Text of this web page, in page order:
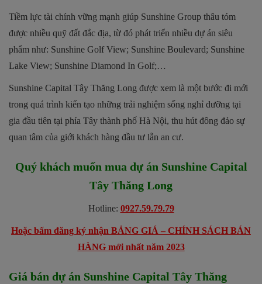
Tiềm lực tài chính vững mạnh giúp Sunshine Group thâu tóm
được nhiều quỹ đất đắc địa, từ đó phát triển nhiều dự án siêu
phẩm như: Sunshine Golf View; Sunshine Boulevard; Sunshine
Lake View; Sunshine Diamond In Golf;…
Sunshine Capital Tây Thăng Long được xem là một bước đi mới
trong quá trình kiến tạo những trải nghiệm sống nghỉ dưỡng tại
gia đầu tiên tại phía Tây thành phố Hà Nội, thu hút đông đảo sự
quan tâm của giới khách hàng đầu tư lẫn an cư.
Quý khách muốn mua dự án Sunshine Capital
Tây Thăng Long
Hotline: 0927.59.79.79
Hoặc bấm đăng ký nhận BẢNG GIÁ – CHÍNH SÁCH BÁN
HÀNG mới nhất năm 2023
Giá bán dự án Sunshine Capital Tây Thăng